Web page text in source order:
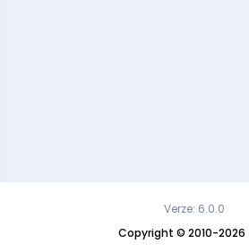
Copyright © 2010-2026
Verze: 6.0.0